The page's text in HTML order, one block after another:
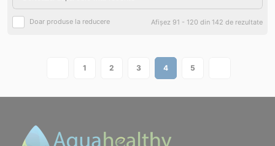
Doar produse la reducere Afișez 91 - 120 din 142 de rezultate
1 2 3 4 5